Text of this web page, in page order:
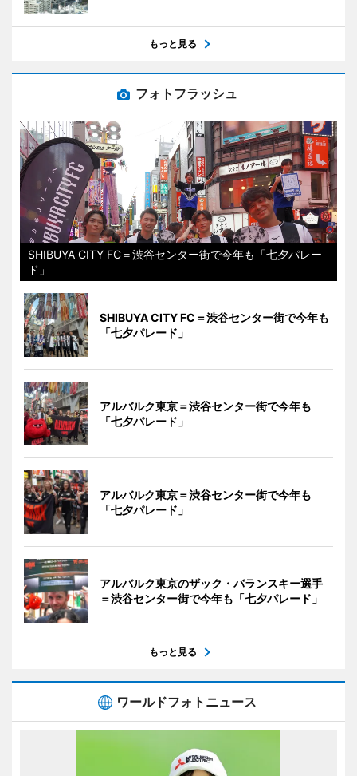
もっと見る
フォトフラッシュ
SHIBUYA CITY FC＝渋谷センター街で今年も「七夕パレー
ド」
SHIBUYA CITY FC＝渋谷センター街で今年も
「七夕パレード」
アルバルク東京＝渋谷センター街で今年も
「七夕パレード」
アルバルク東京＝渋谷センター街で今年も
「七夕パレード」
アルバルク東京のザック・バランスキー選手
＝渋谷センター街で今年も「七夕パレード」
もっと見る
ワールドフォトニュース